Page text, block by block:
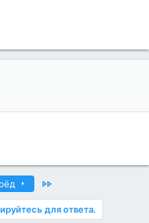
для ответа.